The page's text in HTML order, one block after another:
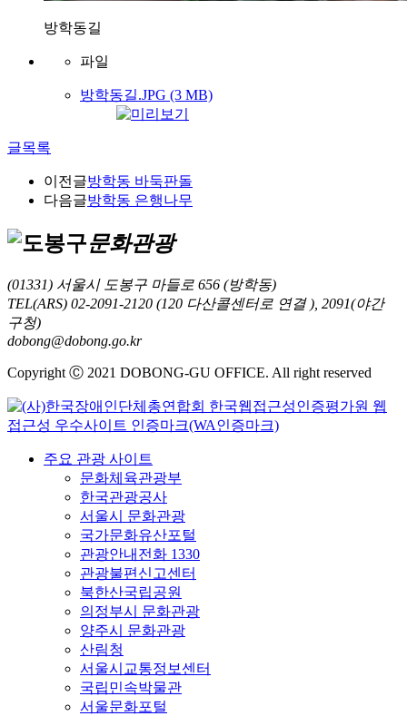
방학동길
파일
방학동길.JPG (3 MB)
글목록
이전글방학동 바둑판돌
다음글방학동 은행나무
문화관광
(01331) 서울시 도봉구 마들로 656 (방학동)
TEL(ARS) 02-2091-2120 (120 다산콜센터로 연결 ), 2091(야간
구청)
dobong@dobong.go.kr
Copyright Ⓒ 2021 DOBONG-GU OFFICE. All right reserved
주요 관광 사이트
문화체육관광부
한국관광공사
서울시 문화관광
국가문화유산포털
관광안내전화 1330
관광불편신고센터
북한산국립공원
의정부시 문화관광
양주시 문화관광
산림청
서울시교통정보센터
국립민속박물관
서울문화포털